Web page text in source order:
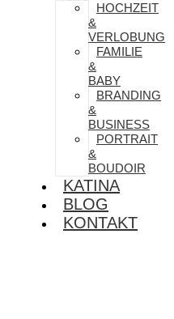
HOCHZEIT
&
VERLOBUNG
FAMILIE
&
BABY
BRANDING
&
BUSINESS
PORTRAIT
&
BOUDOIR
KATINA
BLOG
KONTAKT